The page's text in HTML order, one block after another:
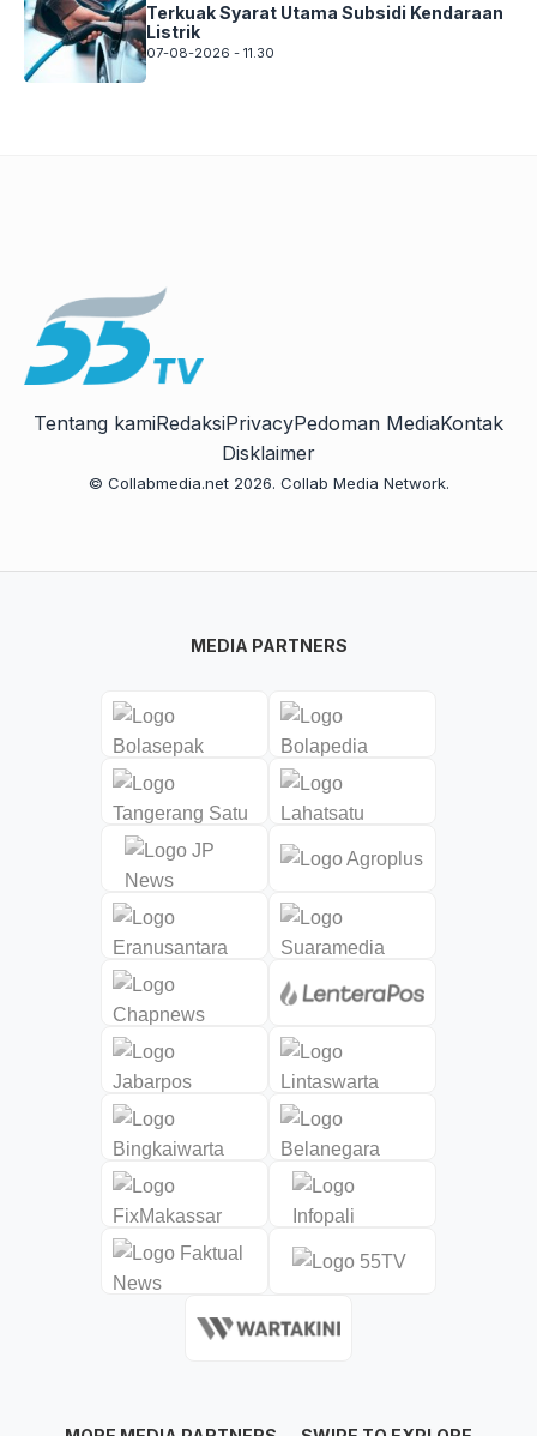
Terkuak Syarat Utama Subsidi Kendaraan
Listrik
07-08-2026 - 11.30
Tentang kamiRedaksiPrivacyPedoman MediaKontak
Disklaimer
© Collabmedia.net 2026. Collab Media Network.
MEDIA PARTNERS